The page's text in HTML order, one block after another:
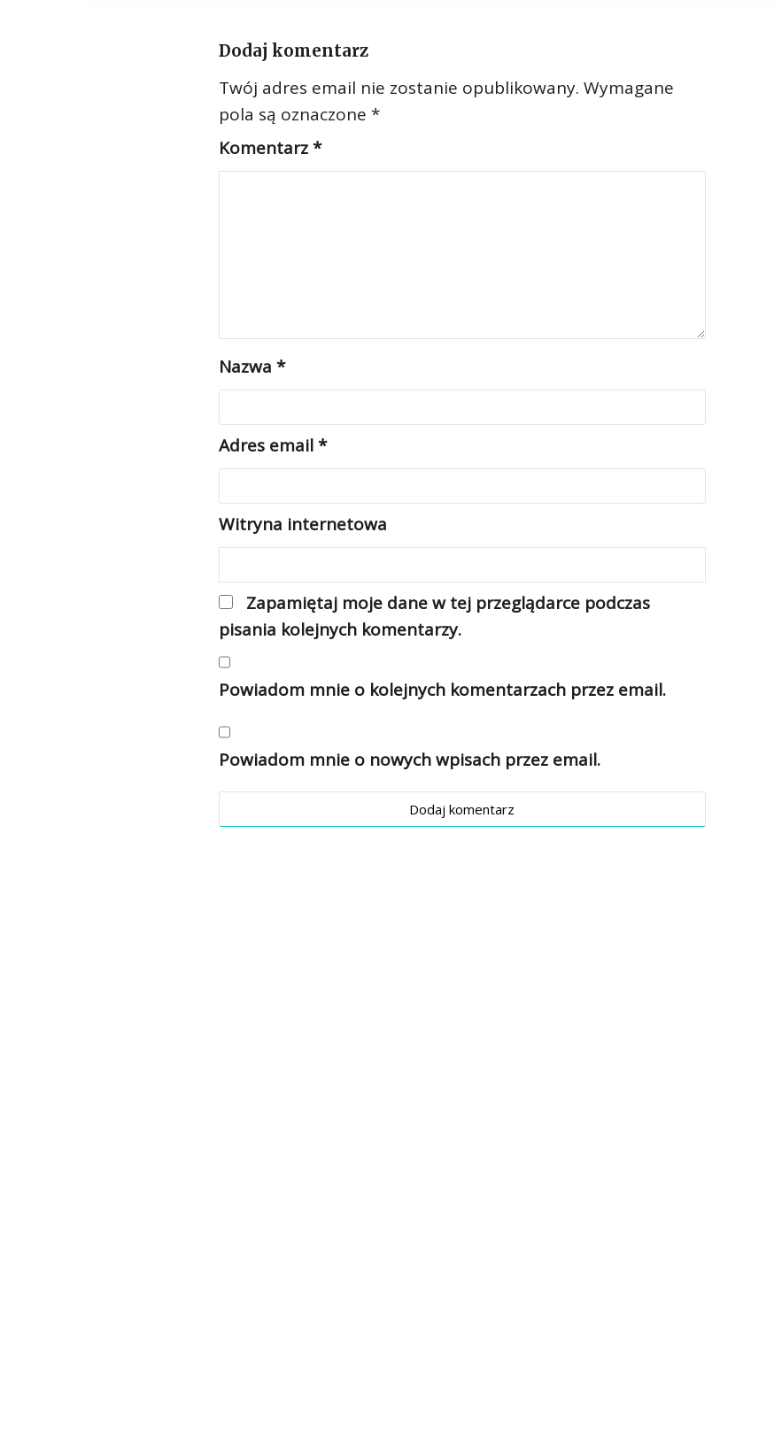
Dodaj komentarz
Twój adres email nie zostanie opublikowany. Wymagane
pola są oznaczone *
Komentarz*
Nazwa *
Adres email*
Witryna internetowa
Zapamiętaj moje dane w tej przeglądarce podczas
pisania kolejnych komentarzy.
Powiadom mnie o kolejnych komentarzach przez email.
Powiadom mnie o nowych wpisach przez email.